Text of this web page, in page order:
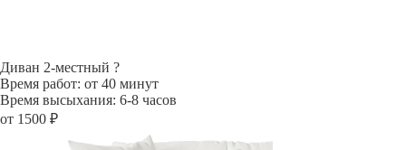
Диван 2-местный ?
Время работ: от 40 минут
Время высыхания: 6-8 часов
от 1500 ₽